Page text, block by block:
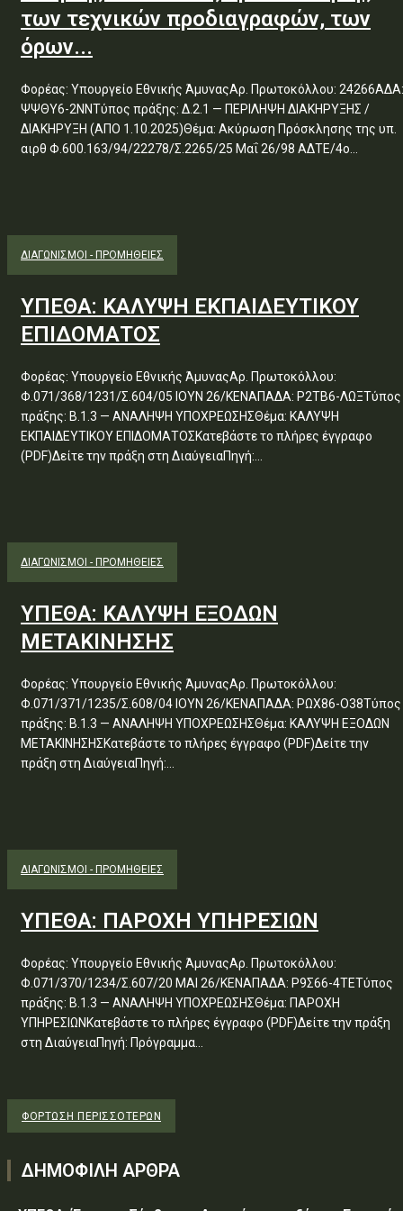
των τεχνικών προδιαγραφών, των
όρων...
Φορέας: Υπουργείο Εθνικής ΆμυναςΑρ. Πρωτοκόλλου: 24266ΑΔΑ:
ΨΨΘΥ6-2ΝΝΤύπος πράξης: Δ.2.1 — ΠΕΡΙΛΗΨΗ ΔΙΑΚΗΡΥΞΗΣ /
ΔΙΑΚΗΡΥΞΗ (ΑΠΟ 1.10.2025)Θέμα: Ακύρωση Πρόσκλησης της υπ.
αιρθ Φ.600.163/94/22278/Σ.2265/25 Μαΐ 26/98 ΑΔΤΕ/4ο...
ΔΙΑΓΩΝΙΣΜΟΊ - ΠΡΟΜΉΘΕΙΕΣ
ΥΠΕΘΑ: ΚΑΛΥΨΗ ΕΚΠΑΙΔΕΥΤΙΚΟΥ
ΕΠΙΔΟΜΑΤΟΣ
Φορέας: Υπουργείο Εθνικής ΆμυναςΑρ. Πρωτοκόλλου:
Φ.071/368/1231/Σ.604/05 ΙΟΥΝ 26/ΚΕΝΑΠΑΔΑ: Ρ2ΤΒ6-ΛΩΞΤύπος
πράξης: Β.1.3 — ΑΝΑΛΗΨΗ ΥΠΟΧΡΕΩΣΗΣΘέμα: ΚΑΛΥΨΗ
ΕΚΠΑΙΔΕΥΤΙΚΟΥ ΕΠΙΔΟΜΑΤΟΣΚατεβάστε το πλήρες έγγραφο
(PDF)Δείτε την πράξη στη ΔιαύγειαΠηγή:...
ΔΙΑΓΩΝΙΣΜΟΊ - ΠΡΟΜΉΘΕΙΕΣ
ΥΠΕΘΑ: ΚΑΛΥΨΗ ΕΞΟΔΩΝ
ΜΕΤΑΚΙΝΗΣΗΣ
Φορέας: Υπουργείο Εθνικής ΆμυναςΑρ. Πρωτοκόλλου:
Φ.071/371/1235/Σ.608/04 ΙΟΥΝ 26/ΚΕΝΑΠΑΔΑ: ΡΩΧ86-Ο38Τύπος
πράξης: Β.1.3 — ΑΝΑΛΗΨΗ ΥΠΟΧΡΕΩΣΗΣΘέμα: ΚΑΛΥΨΗ ΕΞΟΔΩΝ
ΜΕΤΑΚΙΝΗΣΗΣΚατεβάστε το πλήρες έγγραφο (PDF)Δείτε την
πράξη στη ΔιαύγειαΠηγή:...
ΔΙΑΓΩΝΙΣΜΟΊ - ΠΡΟΜΉΘΕΙΕΣ
ΥΠΕΘΑ: ΠΑΡΟΧΗ ΥΠΗΡΕΣΙΩΝ
Φορέας: Υπουργείο Εθνικής ΆμυναςΑρ. Πρωτοκόλλου:
Φ.071/370/1234/Σ.607/20 ΜΑΙ 26/ΚΕΝΑΠΑΔΑ: Ρ9Σ66-4ΤΕΤύπος
πράξης: Β.1.3 — ΑΝΑΛΗΨΗ ΥΠΟΧΡΕΩΣΗΣΘέμα: ΠΑΡΟΧΗ
ΥΠΗΡΕΣΙΩΝΚατεβάστε το πλήρες έγγραφο (PDF)Δείτε την πράξη
στη ΔιαύγειαΠηγή: Πρόγραμμα...
ΦΌΡΤΩΣΗ ΠΕΡΙΣΣΟΤΈΡΩΝ
ΔΗΜΟΦΙΛΗ ΑΡΘΡΑ